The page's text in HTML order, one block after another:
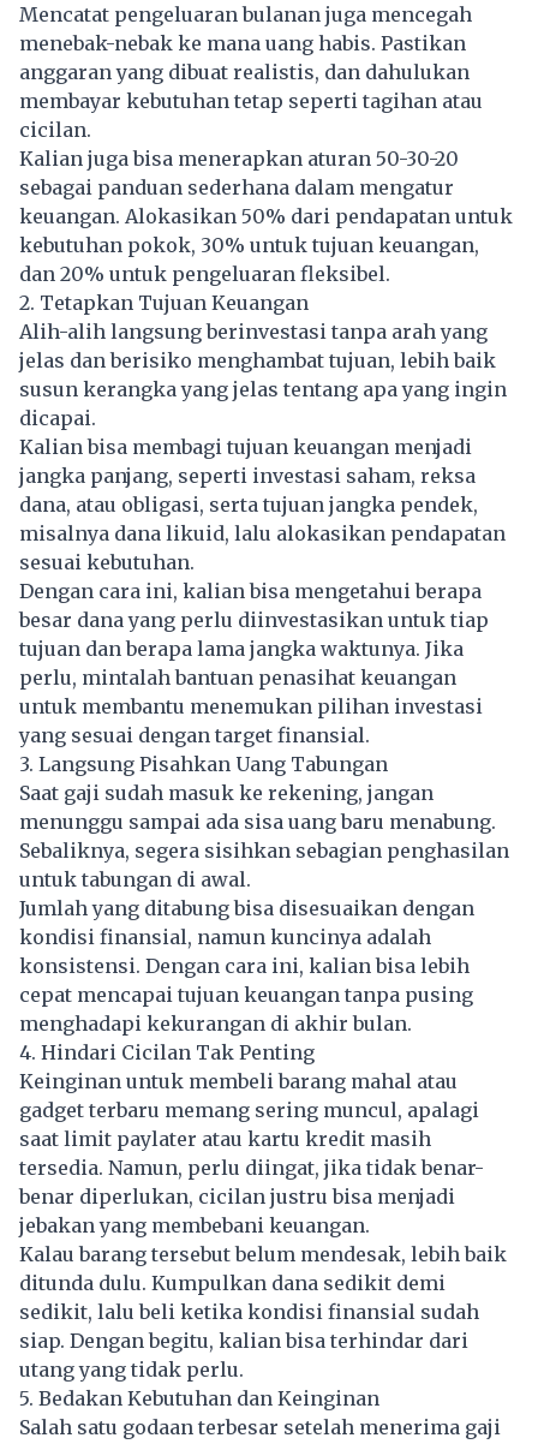
Mencatat pengeluaran bulanan juga mencegah
menebak-nebak ke mana uang habis. Pastikan
anggaran yang dibuat realistis, dan dahulukan
membayar kebutuhan tetap seperti tagihan atau
cicilan.
Kalian juga bisa menerapkan aturan 50-30-20
sebagai panduan sederhana dalam mengatur
keuangan. Alokasikan 50% dari pendapatan untuk
kebutuhan pokok, 30% untuk tujuan keuangan,
dan 20% untuk pengeluaran fleksibel.
2. Tetapkan Tujuan Keuangan
Alih-alih langsung berinvestasi tanpa arah yang
jelas dan berisiko menghambat tujuan, lebih baik
susun kerangka yang jelas tentang apa yang ingin
dicapai.
Kalian bisa membagi tujuan keuangan menjadi
jangka panjang, seperti investasi saham, reksa
dana, atau obligasi, serta tujuan jangka pendek,
misalnya dana likuid, lalu alokasikan pendapatan
sesuai kebutuhan.
Dengan cara ini, kalian bisa mengetahui berapa
besar dana yang perlu diinvestasikan untuk tiap
tujuan dan berapa lama jangka waktunya. Jika
perlu, mintalah bantuan penasihat keuangan
untuk membantu menemukan pilihan investasi
yang sesuai dengan target finansial.
3. Langsung Pisahkan Uang Tabungan
Saat gaji sudah masuk ke rekening, jangan
menunggu sampai ada sisa uang baru menabung.
Sebaliknya, segera sisihkan sebagian penghasilan
untuk tabungan di awal.
Jumlah yang ditabung bisa disesuaikan dengan
kondisi finansial, namun kuncinya adalah
konsistensi. Dengan cara ini, kalian bisa lebih
cepat mencapai tujuan keuangan tanpa pusing
menghadapi kekurangan di akhir bulan.
4. Hindari Cicilan Tak Penting
Keinginan untuk membeli barang mahal atau
gadget terbaru memang sering muncul, apalagi
saat limit paylater atau kartu kredit masih
tersedia. Namun, perlu diingat, jika tidak benar-
benar diperlukan, cicilan justru bisa menjadi
jebakan yang membebani keuangan.
Kalau barang tersebut belum mendesak, lebih baik
ditunda dulu. Kumpulkan dana sedikit demi
sedikit, lalu beli ketika kondisi finansial sudah
siap. Dengan begitu, kalian bisa terhindar dari
utang yang tidak perlu.
5. Bedakan Kebutuhan dan Keinginan
Salah satu godaan terbesar setelah menerima gaji